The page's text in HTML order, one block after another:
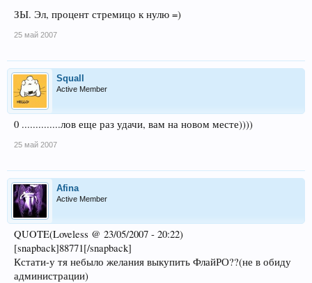
ЗЫ. Эл, процент стремицо к нулю =)
25 май 2007
Squall
Active Member
0 ..............лов еще раз удачи, вам на новом месте))))
25 май 2007
Afina
Active Member
QUOTE(Loveless @ 23/05/2007 - 20:22)
[snapback]88771[/snapback]
Кстати-у тя небыло желания выкупить ФлайРО??(не в обиду
администрации)